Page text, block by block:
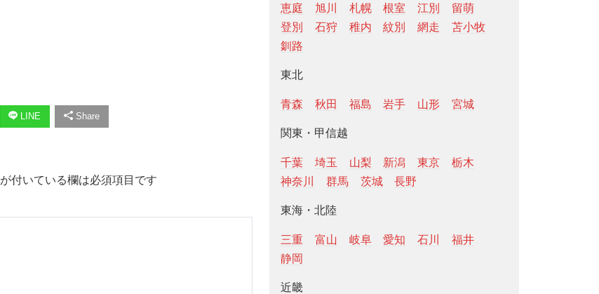
LINE Share
が付いている欄は必須項目です
恵庭
旭川 札幌 根室 江別
留萌
登別
石狩 稚内 紋別 網走
苫小牧
釧路
東北
青森 秋田 福島 岩手 山形 宮城
関東・甲信越
千葉 埼玉 山梨 新潟 東京
栃木
神奈川
群馬 茨城 長野
東海・北陸
三重 富山 岐阜 愛知 石川
福井
静岡
近畿